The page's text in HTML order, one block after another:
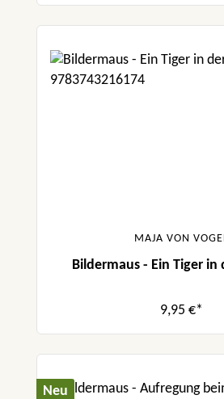
MAJA VON
Bildermaus - Ein Tiger in
9,95 €*
Neu